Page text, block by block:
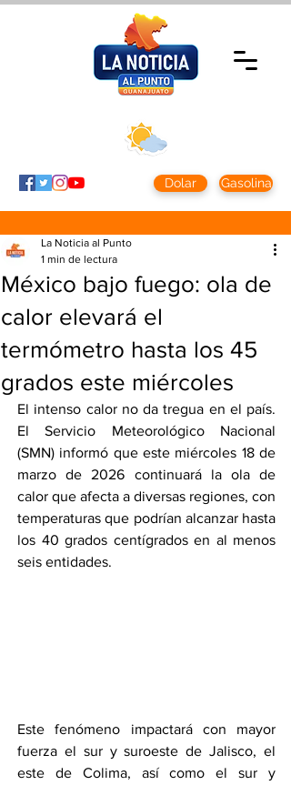
Dolar Gasolina
México bajo fuego: ola de
calor elevará el
termómetro hasta los 45
grados este miércoles
La Noticia al Punto
1 min de lectura
El intenso calor no da tregua en el país.
El Servicio Meteorológico Nacional
(SMN) informó que este miércoles 18 de
marzo de 2026 continuará la ola de
calor que afecta a diversas regiones, con
temperaturas que podrían alcanzar hasta
los 40 grados centígrados en al menos
seis entidades.
Este fenómeno impactará con mayor
fuerza el sur y suroeste de Jalisco, el
este de Colima, así como el sur y